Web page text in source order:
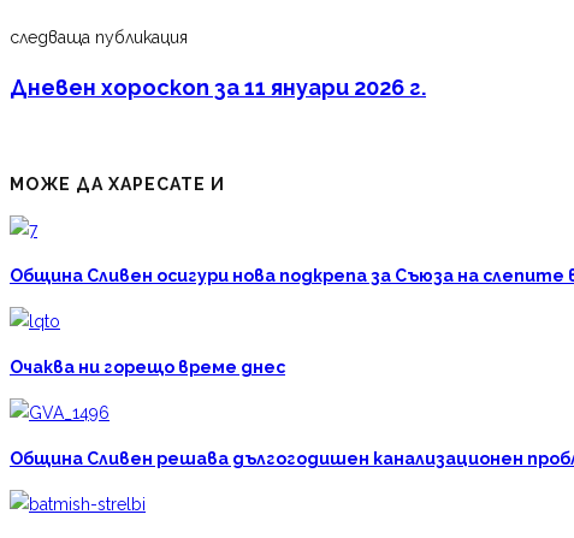
следваща публикация
Дневен хороскоп за 11 януари 2026 г.
МОЖЕ ДА ХАРЕСАТЕ И
Община Сливен осигури нова подкрепа за Съюза на слепите
Очаква ни горещо време днес
Община Сливен решава дългогодишен канализационен